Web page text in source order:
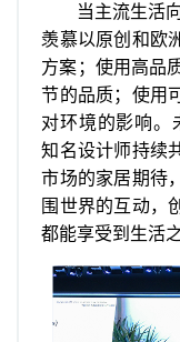
当主流生活
羡慕以原创和欧
方案；使用高品
节的品质；使用
对环境的影响。
知名设计师持续
市场的家居期待
围世界的互动，
都能享受到生活之